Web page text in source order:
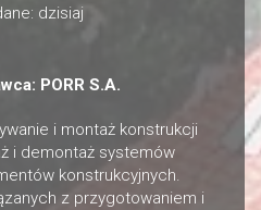
dzisiaj
PORR S.A.
i montaż konstrukcji
i demontaż systemów
konstrukcyjnych.
z przygotowaniem i